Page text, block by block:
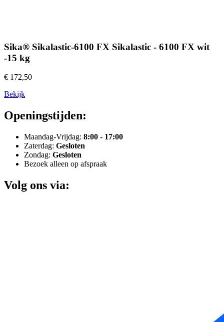
Sika® Sikalastic-6100 FX Sikalastic - 6100 FX wit
-15 kg
€ 172,50
Bekijk
Openingstijden:
Maandag-Vrijdag: 8:00 - 17:00
Zaterdag: Gesloten
Zondag: Gesloten
Bezoek alleen op afspraak
Volg ons via: